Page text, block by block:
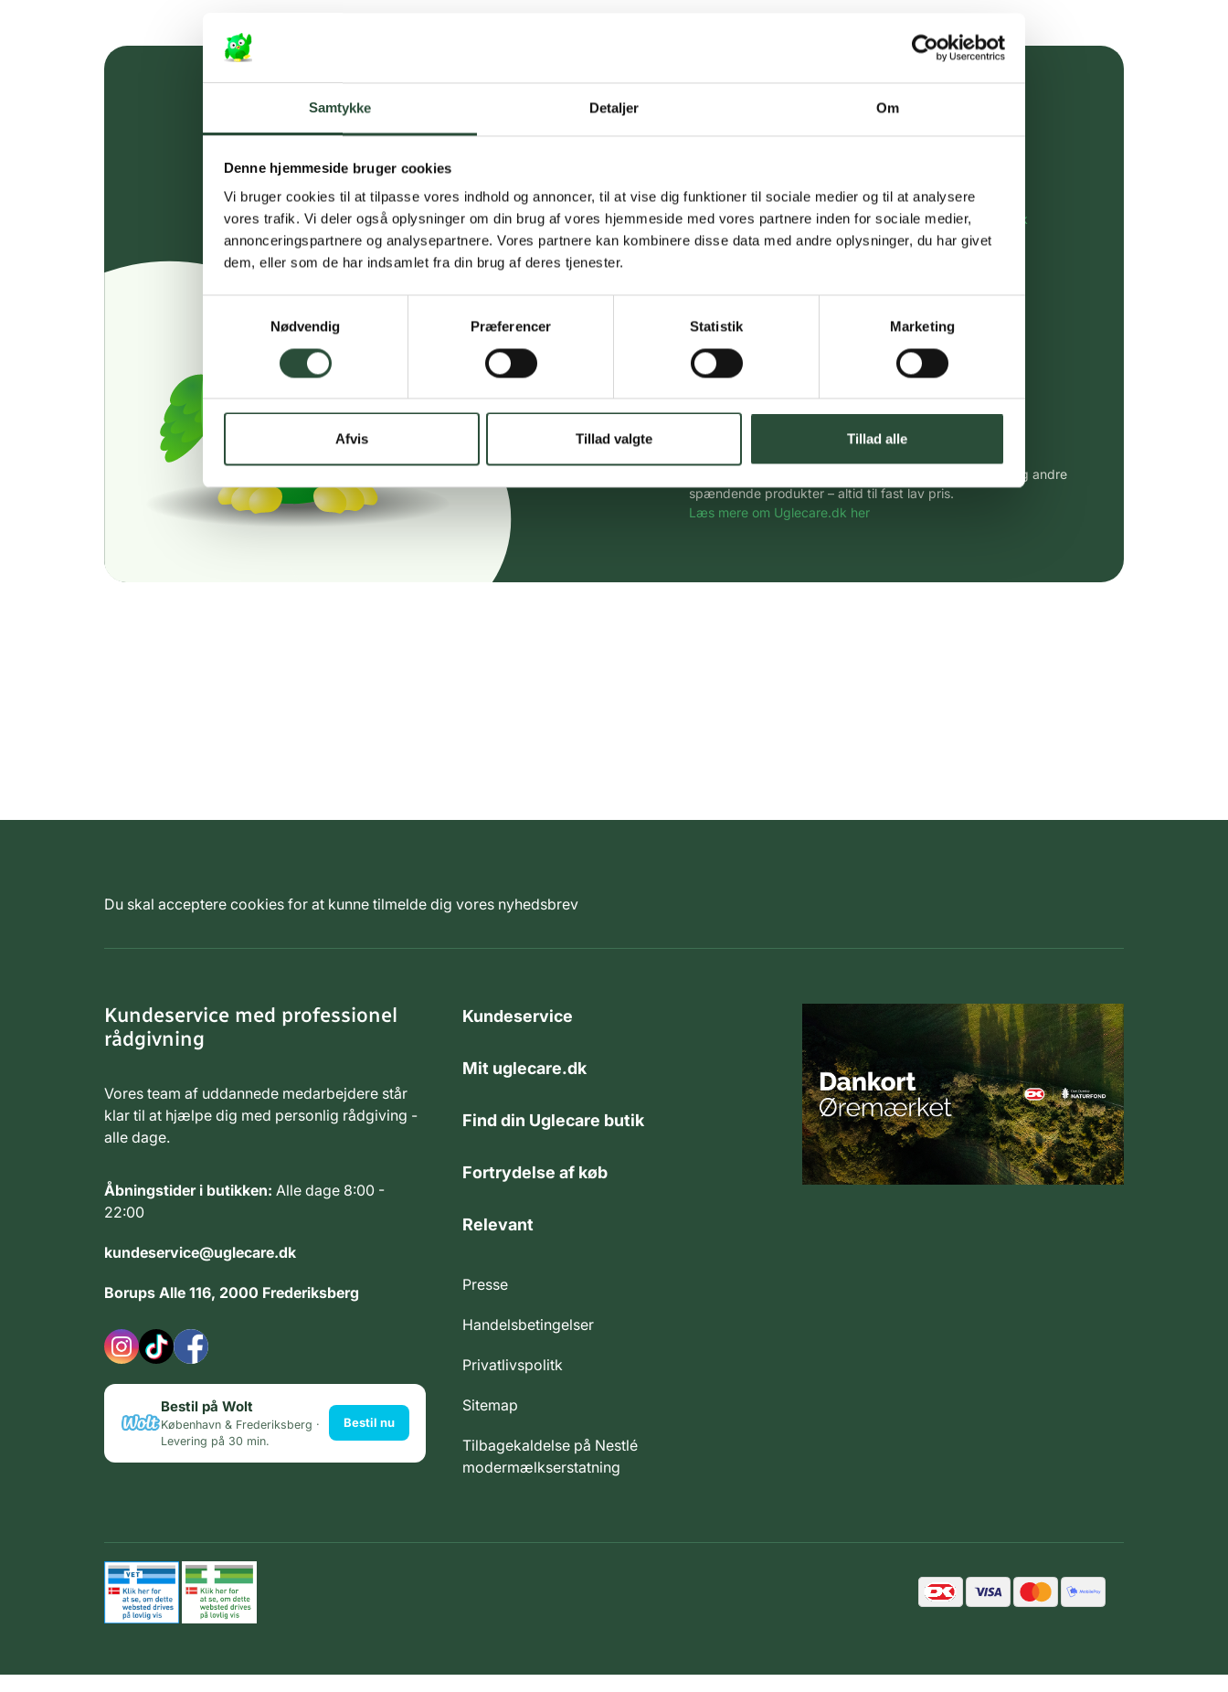
Samtykke Detaljer Om
Denne hjemmeside bruger cookies
Vi bruger cookies til at tilpasse vores indhold og annoncer, til at vise dig funktioner til sociale medier og til at analysere
vores trafik. Vi deler også oplysninger om din brug af vores hjemmeside med vores partnere inden for sociale medier,
annonceringspartnere og analysepartnere. Vores partnere kan kombinere disse data med andre oplysninger, du har givet
dem, eller som de har indsamlet fra din brug af deres tjenester.
Nødvendig
Præferencer Statistik Marketing
Afvis Tillad valgte Tillad alle
Gratis fragt over 349 kr.
Gælder ikke hjemmelevering
Personlig rådgivning
Få hjælp til din webordre på:kundeservice@uglecare.dk
Faste lave priser*
Stort udvalg af kendte produkter
Vi tilbyder et stort udvalg af kendte cremer, vitaminer og andre
spændende produkter – altid til fast lav pris.
Læs mere om Uglecare.dk her
Du skal acceptere cookies for at kunne tilmelde dig vores nyhedsbrev
Kundeservice med professionel
rådgivning
Vores team af uddannede medarbejdere står
klar til at hjælpe dig med personlig rådgiving -
alle dage.
Åbningstider i butikken: Alle dage 8:00 -
22:00
kundeservice@uglecare.dk
Borups Alle 116, 2000 Frederiksberg
Bestil på Wolt
København & Frederiksberg ·
Levering på 30 min.
Bestil nu
Kundeservice
Mit uglecare.dk
Find din Uglecare butik
Fortrydelse af køb
Relevant
Presse
Handelsbetingelser
Privatlivspolitk
Sitemap
Tilbagekaldelse på Nestlé
modermælkserstatning